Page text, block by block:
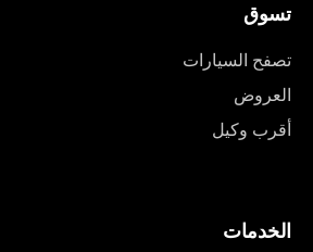
تسوق
تصفح السيارات
العروض
أقرب وكيل
الخدمات